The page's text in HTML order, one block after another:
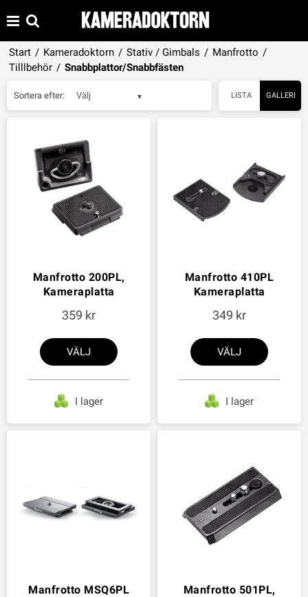
Start / Kameradoktorn / Stativ / Gimbals / Manfrotto /
Tilllbehör / Snabbplattor/Snabbfästen
LISTA GALLERI
Sortera efter: Välj
Manfrotto 200PL,
Kameraplatta
359
VÄLJ
I lager
Manfrotto 410PL
Kameraplatta
349
VÄLJ
I lager
Manfrotto MSQ6PL
Manfrotto 501PL,